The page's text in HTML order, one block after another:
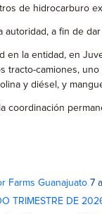
de hidrocarburo
a fin de
la entidad, en
camiones,
y diésel, y
coordinación
Farms Guanajuato 7
TRIMESTRE DE